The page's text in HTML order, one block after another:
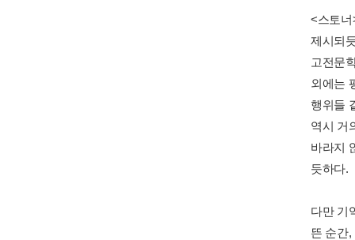
<스토
제시되
고전문
외에는
행위들
역시 거
바라지
듯하다.
다만 기
뜬 순간